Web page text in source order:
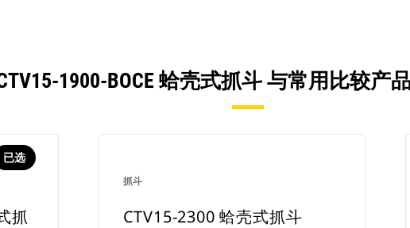
1900-BOCE 蛤壳式抓斗 与常用比较产
已选
抓
抓斗
CTV15-2300 蛤壳式抓斗